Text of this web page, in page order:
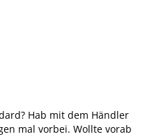
Hab mit dem Händler
mal vorbei. Wollte vorab